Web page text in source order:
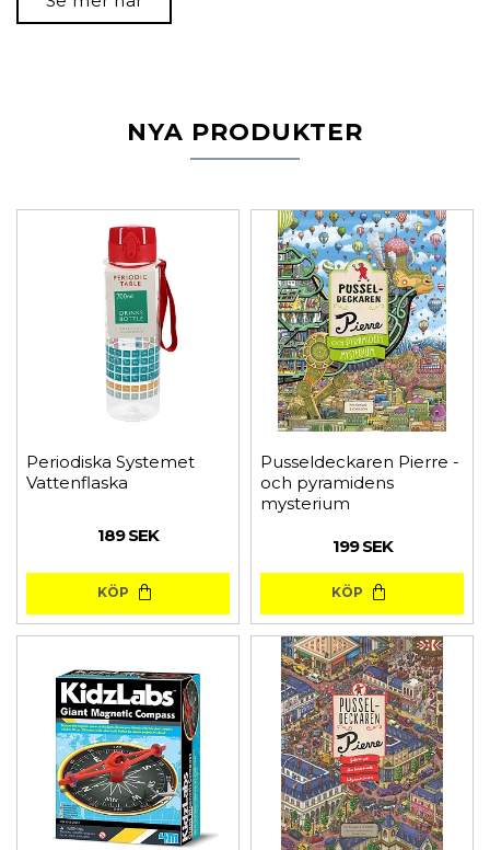
NYA PRODUKTER
Periodiska Systemet
Vattenflaska
189 SEK
KÖP
Pusseldeckaren Pierre -
och pyramidens
mysterium
199 SEK
KÖP